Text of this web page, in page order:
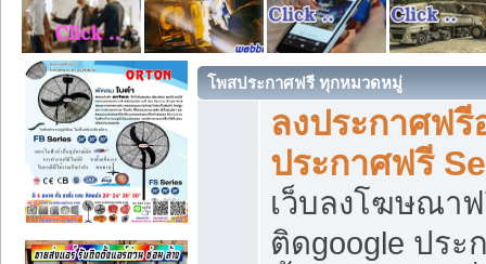
โพสประกาศฟรี ทุกหมวดหมู่
ลงประกาศฟ
ประกาศฟรี
เว็บลงโฆษณา
ติดgoogle ปร